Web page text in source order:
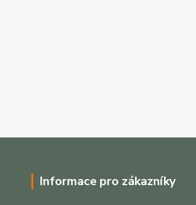
Informace pro zákazníky